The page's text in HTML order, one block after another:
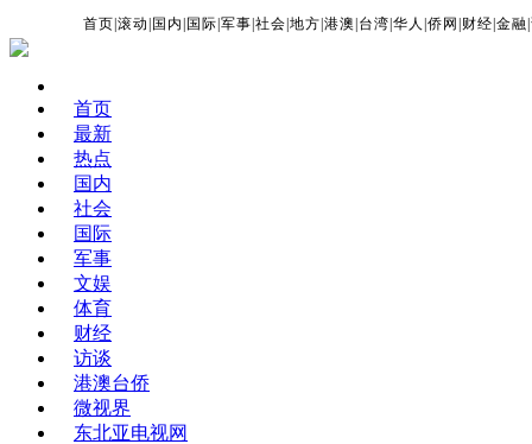
首页 |滚动 国内 国际 |军事 |社会 |地方 |港澳 台湾 |华人 |侨网 财经 |金融 |
首页
最新
热点
国内
社会
国际
军事
文娱
体育
财经
访谈
港澳台侨
微视界
东北亚电视网